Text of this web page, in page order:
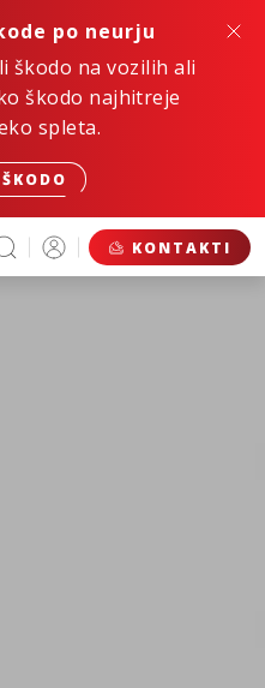
po neurju
škodo na vozilih ali
škodo najhitreje
spleta.
KONTAKTI